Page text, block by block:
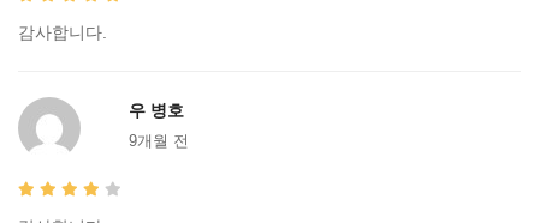
감사합니다.
우 병호
9개월 전